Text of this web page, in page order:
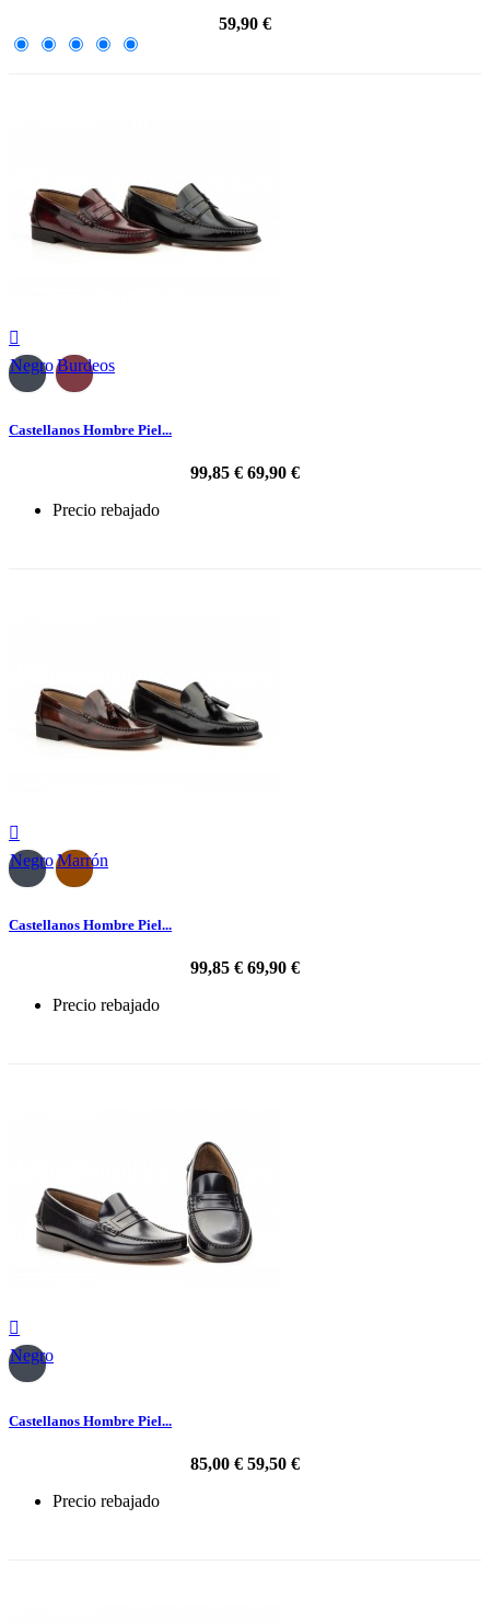
59,90 €

NegroBurdeos
Castellanos Hombre Piel...
99,85 € 69,90 €
Precio rebajado

NegroMarrón
Castellanos Hombre Piel...
99,85 € 69,90 €
Precio rebajado

Negro
Castellanos Hombre Piel...
85,00 € 59,50 €
Precio rebajado